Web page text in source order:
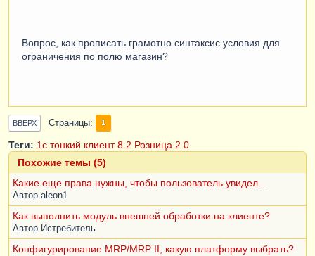
Вопрос, как прописать грамотно синтаксис условия для
ограничения по полю магазин?
ВВЕРХ Страницы 1
Теги: 1с тонкий клиент 8.2 Розница 2.0
Похожие темы (5)
Какие еще права нужны, чтобы пользователь увидел...
Автор aleon1
Как выполнить модуль внешней обработки на клиенте?
Автор Истребитель
Конфигурирование MRP/MRP II, какую платформу выбрать?